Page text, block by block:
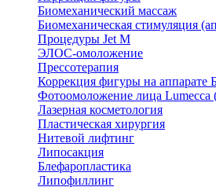
Биомеханический массаж
Биомеханическая стимуляция
Процедуры Jet M
ЭЛОС-омоложение
Прессотерапия
Коррекция фигуры на аппарате
Фотоомоложение лица
Лазерная косметология
Пластическая хирургия
Нитевой лифтинг
Липосакция
Блефаропластика
Липофиллинг